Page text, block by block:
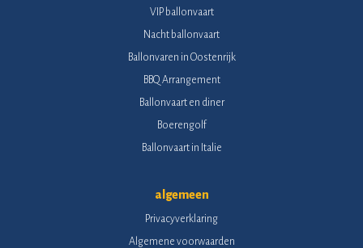
VIP ballonvaart
Nacht ballonvaart
Ballonvaren in Oostenrijk
BBQ Arrangement
Ballonvaart en diner
Boerengolf
Ballonvaart in Italie
algemeen
Privacyverklaring
Algemene voorwaarden